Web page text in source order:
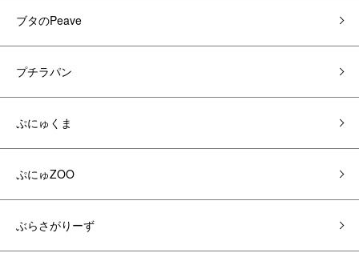
ブタのPeave
プチラパン
ぷにゅくま
ぷにゅZOO
ぶらさがりーず